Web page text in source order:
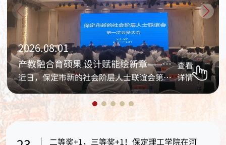
2026.08.01
产教融合育硕果 设计赋能绘新章——保定理 ——
近日，保定市新的社会阶层人士联谊会第一次会员大会暨成
查看
详情
二等奖+1，三等奖+1！保定理工学院在河